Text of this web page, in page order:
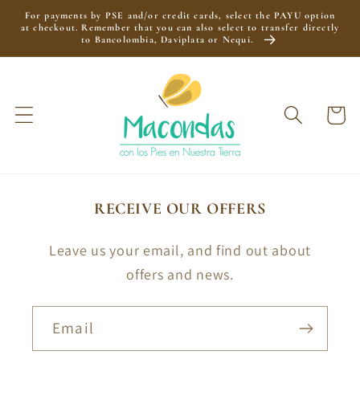
Skip to
content
For payments by PSE and/or credit cards, select the PAYU option
at checkout. Remember that you can also select to transfer directly
to Bancolombia, Daviplata or Nequi.
Cart
RECEIVE OUR OFFERS
Leave us your email, and find out about
offers and news.
Email